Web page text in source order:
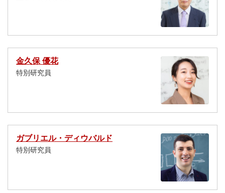
金久保 優花
特別研究員
ガブリエル・ディウバルド
特別研究員